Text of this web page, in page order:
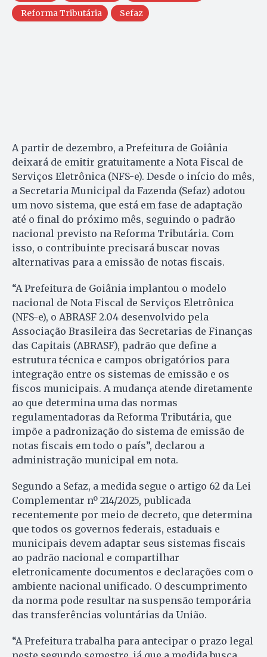
Reforma Tributária
Sefaz
A partir de dezembro, a Prefeitura de Goiânia
deixará de emitir gratuitamente a Nota Fiscal de
Serviços Eletrônica (NFS-e). Desde o início do mês,
a Secretaria Municipal da Fazenda (Sefaz) adotou
um novo sistema, que está em fase de adaptação
até o final do próximo mês, seguindo o padrão
nacional previsto na Reforma Tributária. Com
isso, o contribuinte precisará buscar novas
alternativas para a emissão de notas fiscais.
“A Prefeitura de Goiânia implantou o modelo
nacional de Nota Fiscal de Serviços Eletrônica
(NFS-e), o ABRASF 2.04 desenvolvido pela
Associação Brasileira das Secretarias de Finanças
das Capitais (ABRASF), padrão que define a
estrutura técnica e campos obrigatórios para
integração entre os sistemas de emissão e os
fiscos municipais. A mudança atende diretamente
ao que determina uma das normas
regulamentadoras da Reforma Tributária, que
impõe a padronização do sistema de emissão de
notas fiscais em todo o país”, declarou a
administração municipal em nota.
Segundo a Sefaz, a medida segue o artigo 62 da Lei
Complementar nº 214/2025, publicada
recentemente por meio de decreto, que determina
que todos os governos federais, estaduais e
municipais devem adaptar seus sistemas fiscais
ao padrão nacional e compartilhar
eletronicamente documentos e declarações com o
ambiente nacional unificado. O descumprimento
da norma pode resultar na suspensão temporária
das transferências voluntárias da União.
“A Prefeitura trabalha para antecipar o prazo legal